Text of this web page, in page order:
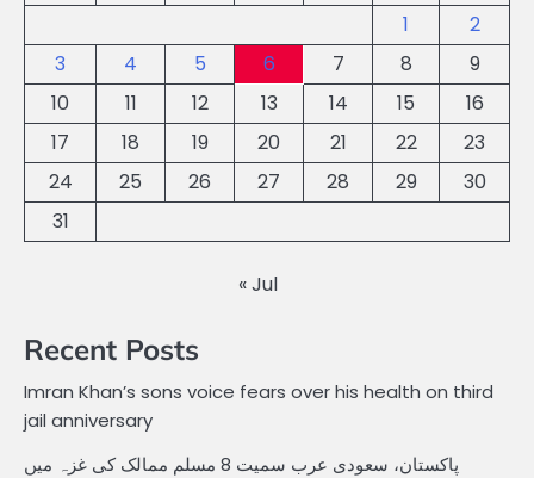
1
2
3
4 5 6 7 8
9
10
11 12 13 14 15
16
17
18 19 20 21 22
23
24
25 26 27 28 29
30
31
« Jul
Recent Posts
Imran Khan’s sons voice fears over his health on third
jail anniversary
پاکستان، سعودی عرب سمیت 8 مسلم ممالک کی غزہ میں